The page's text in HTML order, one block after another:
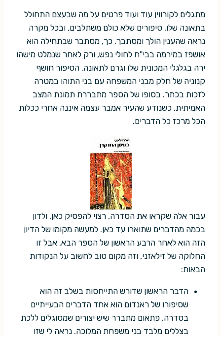
מתגלים לקורווין עוד ועוד פרטים על מה שבעצם התחולל
בתאונה שלו, סיפורים שלא כולם משתלבים, ובכל מקרה
נראה שהענין הולך ומסתבך. כך, מסתבר שבתחילה הוא
אושפז במירמה בבי"ח לחולי נפש, ורק לאחר שנמלט מישהו
ירה בגלגלי המכונית שלו וגרם לתאונה. הסיפור חושף
קנוניה של חלק מבני המשפחה עם בני התוהו במטרה
לזכות בכתר. בסופו של הספר מתבררת תמונת המצב
האמיתית, כשנודע שהעיר אמבר עצמה איננה אחרי ככלות
הכל מרכז כל הדברים.
עבור אלה שקראו את הסדרה, רצוי להפסיק כאן, ולדון
בכמה מהדברים שתוארו עד כאן. למעשה מקומו של הדיון
הזה הוא לאחר הרבע הראשון של הספר הבא, אבל זו
החלוקה של זילאזני, וזה מקום טוב לחשוב על הנקודות
הבאות:
הדבר הראשון שדורש התייחסות בשלב זה הוא
שסיפורו של ראנדום הוא אחד הדברים הבעייתיים
בסדרה. פתאום מתברר שיש יצורים שמסוגלים ללכת
בצללים מלבד בני משפחת המלוכה. נראה לי שזו